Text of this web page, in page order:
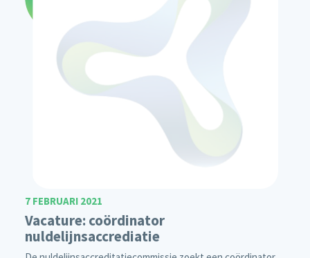
7 FEBRUARI 2021
Vacature: coördinator
nuldelijnsaccrediatie